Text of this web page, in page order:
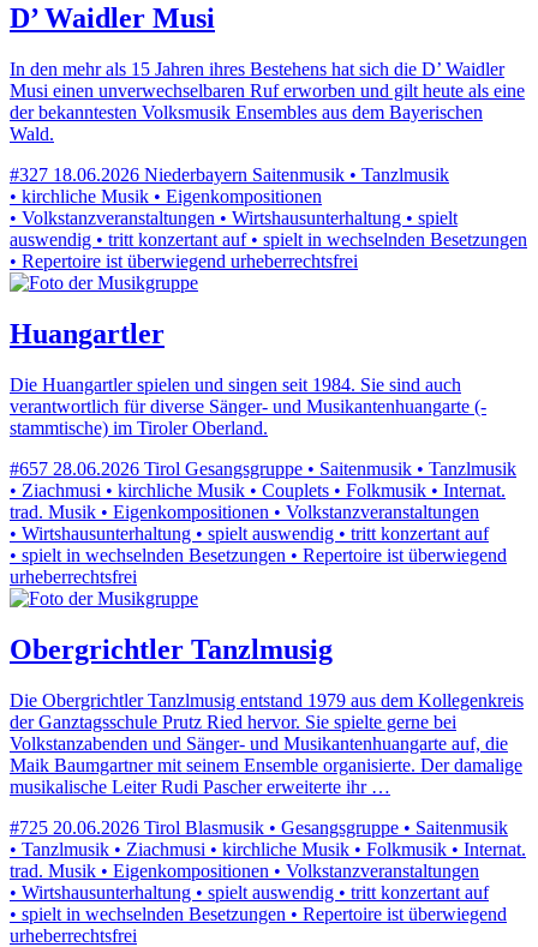
D’ Waidler Musi
In den mehr als 15 Jahren ihres Bestehens hat sich die D’ Waidler
Musi einen unverwechselbaren Ruf erworben und gilt heute als eine
der bekanntesten Volksmusik Ensembles aus dem Bayerischen
Wald.
#327 18.06.2026 Niederbayern Saitenmusik • Tanzlmusik
• kirchliche Musik • Eigenkompositionen
• Volkstanzveranstaltungen • Wirtshausunterhaltung • spielt
auswendig • tritt konzertant auf • spielt in wechselnden Besetzungen
• Repertoire ist überwiegend urheberrechtsfrei
Huangartler
Die Huangartler spielen und singen seit 1984. Sie sind auch
verantwortlich für diverse Sänger- und Musikantenhuangarte (-
stammtische) im Tiroler Oberland.
#657 28.06.2026 Tirol Gesangsgruppe • Saitenmusik • Tanzlmusik
• Ziachmusi • kirchliche Musik • Couplets • Folkmusik • Internat.
trad. Musik • Eigenkompositionen • Volkstanzveranstaltungen
• Wirtshausunterhaltung • spielt auswendig • tritt konzertant auf
• spielt in wechselnden Besetzungen • Repertoire ist überwiegend
urheberrechtsfrei
Obergrichtler Tanzlmusig
Die Obergrichtler Tanzlmusig entstand 1979 aus dem Kollegenkreis
der Ganztagsschule Prutz Ried hervor. Sie spielte gerne bei
Volkstanzabenden und Sänger- und Musikantenhuangarte auf, die
Maik Baumgartner mit seinem Ensemble organisierte. Der damalige
musikalische Leiter Rudi Pascher erweiterte ihr …
#725 20.06.2026 Tirol Blasmusik • Gesangsgruppe • Saitenmusik
• Tanzlmusik • Ziachmusi • kirchliche Musik • Folkmusik • Internat.
trad. Musik • Eigenkompositionen • Volkstanzveranstaltungen
• Wirtshausunterhaltung • spielt auswendig • tritt konzertant auf
• spielt in wechselnden Besetzungen • Repertoire ist überwiegend
urheberrechtsfrei